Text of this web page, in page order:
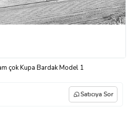
çok Kupa Bardak Model 1
Satıcıya Sor